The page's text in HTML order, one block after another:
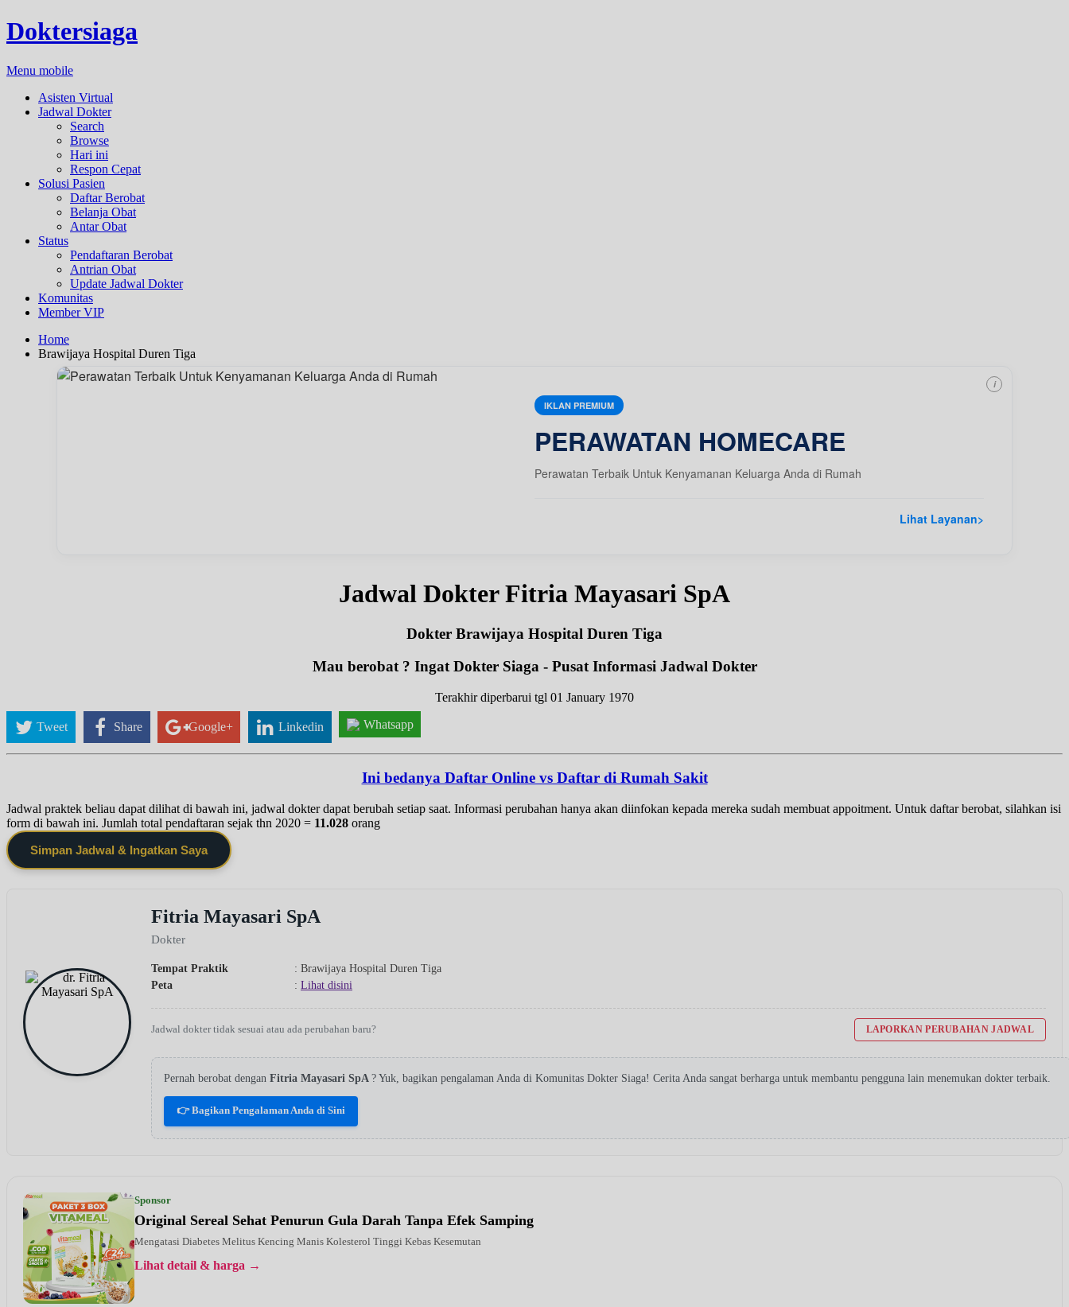
Doktersiaga
Menu mobile
Asisten Virtual
Jadwal Dokter
Search
Browse
Hari ini
Respon Cepat
Solusi Pasien
Daftar Berobat
Belanja Obat
Antar Obat
Status
Pendaftaran Berobat
Antrian Obat
Update Jadwal Dokter
Komunitas
Member VIP
Home
Brawijaya Hospital Duren Tiga
IKLAN PREMIUM
PERAWATAN HOMECARE
Perawatan Terbaik Untuk Kenyamanan Keluarga Anda di Rumah
Lihat Layanan>
i
Jadwal Dokter Fitria Mayasari SpA
Dokter Brawijaya Hospital Duren Tiga
Mau berobat ? Ingat Dokter Siaga - Pusat Informasi Jadwal Dokter
Terakhir diperbarui tgl 01 January 1970
Tweet Share Google+ Linkedin Whatsapp
Ini bedanya Daftar Online vs Daftar di Rumah Sakit
Jadwal praktek beliau dapat dilihat di bawah ini, jadwal dokter dapat berubah setiap saat. Informasi perubahan hanya akan diinfokan kepada mereka sudah membuat appoitment. Untuk daftar berobat, silahkan isi
form di bawah ini. Jumlah total pendaftaran sejak thn 2020 = 11.028 orang
Simpan Jadwal & Ingatkan Saya
Fitria Mayasari SpA
Dokter
Tempat Praktik
: Brawijaya Hospital Duren Tiga
Peta
: Lihat disini
Jadwal dokter tidak sesuai atau ada perubahan baru? LAPORKAN PERUBAHAN JADWAL
Pernah berobat dengan Fitria Mayasari SpA ? Yuk, bagikan pengalaman Anda di Komunitas Dokter Siaga! Cerita Anda sangat berharga untuk membantu pengguna lain menemukan dokter terbaik.
👉 Bagikan Pengalaman Anda di Sini
Sponsor
Original Sereal Sehat Penurun Gula Darah Tanpa Efek Samping
Mengatasi Diabetes Melitus Kencing Manis Kolesterol Tinggi Kebas Kesemutan
Lihat detail & harga →